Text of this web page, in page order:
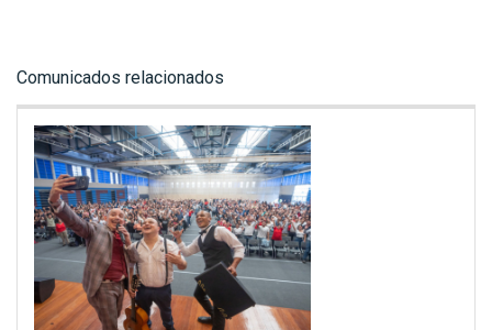
Comunicados relacionados